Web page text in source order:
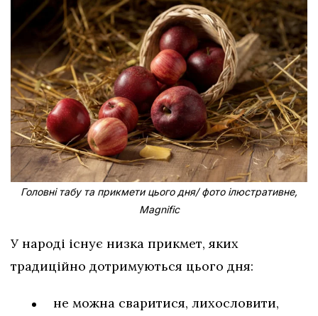
Головні табу та прикмети цього дня/ фото ілюстративне,
Magnific
У народі існує низка прикмет, яких
традиційно дотримуються цього дня:
не можна сваритися, лихословити,